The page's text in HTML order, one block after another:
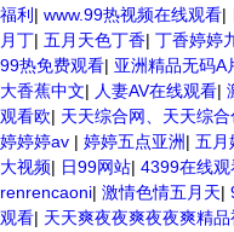
福利 | www.99热视频在线观看|
月丁| 五月天色丁香| 丁香婷婷
99热免费观看| 亚洲精品无码A
大香蕉中文| 人妻AV在线观看|
观看欧| 天天综合网、天天综合
婷婷婷av | 婷婷五点亚洲| 五月
大视频| 日99网站| 4399在线
renrencaoni| 激情色情五月天|
观看| 天天爽夜夜爽夜夜爽精